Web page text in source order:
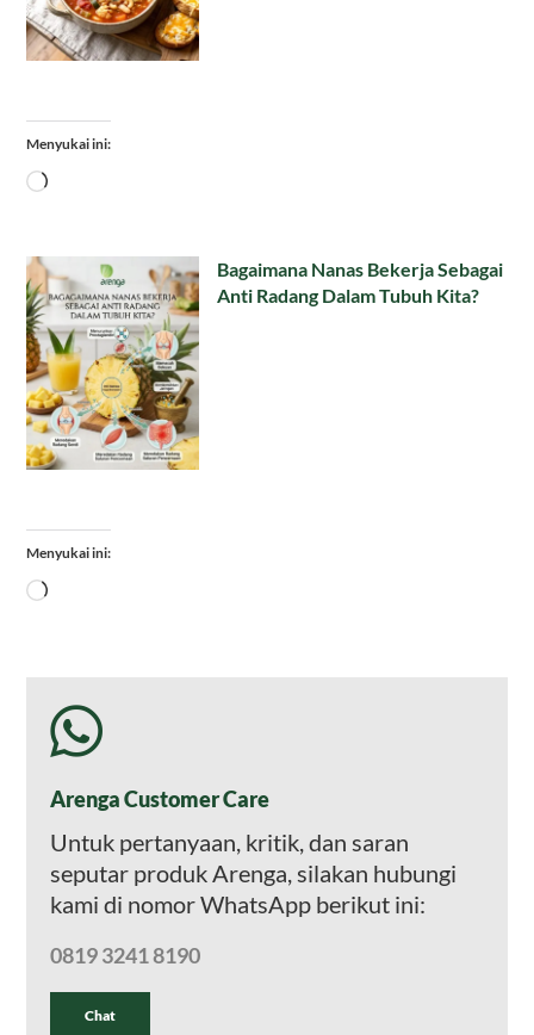
Menyukai ini:
Memuat...
Bagaimana Nanas Bekerja Sebagai
Anti Radang Dalam Tubuh Kita?
Menyukai ini:
Memuat...
Arenga Customer Care
Untuk pertanyaan, kritik, dan saran
seputar produk Arenga, silakan hubungi
kami di nomor WhatsApp berikut ini:
0819 3241 8190
Chat